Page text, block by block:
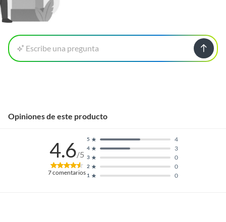
Escribe una pregunta
Opiniones de este producto
4.6/5
7comentarios 1 0
2 0
3 0
4 3
5 4